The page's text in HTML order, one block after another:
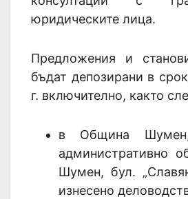
юридическите лица.
Предложения и
бъдат депозирани в
г. включително, както
в Община
административно
Шумен, бул.
изнесено